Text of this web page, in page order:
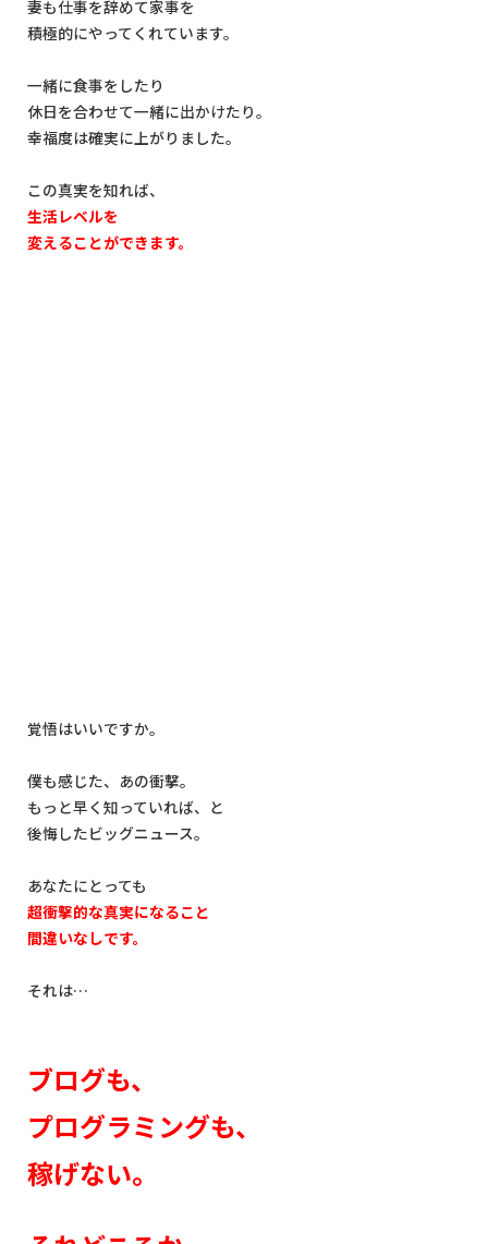
妻も仕事を辞めて家事を
積極的にやってくれています。
一緒に食事をしたり
休日を合わせて一緒に出かけたり。
幸福度は確実に上がりました。
この真実を知れば、
生活レベルを
変えることができます。
覚悟はいいですか。
僕も感じた、あの衝撃。
もっと早く知っていれば、と
後悔したビッグニュース。
あなたにとっても
超衝撃的な真実になること
間違いなしです。
それは…
ブログも、
プログラミングも、
稼げない。